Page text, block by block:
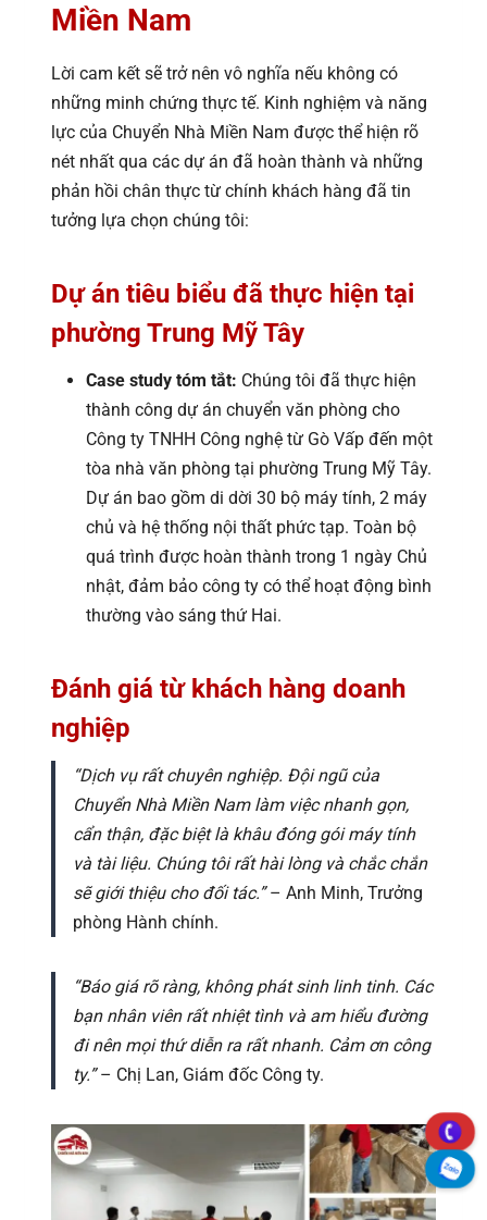
Miền Nam
Lời cam kết sẽ trở nên vô nghĩa nếu không có
những minh chứng thực tế. Kinh nghiệm và năng
lực của Chuyển Nhà Miền Nam được thể hiện rõ
nét nhất qua các dự án đã hoàn thành và những
phản hồi chân thực từ chính khách hàng đã tin
tưởng lựa chọn chúng tôi:
Dự án tiêu biểu đã thực hiện tại
phường Trung Mỹ Tây
Case study tóm tắt: Chúng tôi đã thực hiện
thành công dự án chuyển văn phòng cho
Công ty TNHH Công nghệ từ Gò Vấp đến một
tòa nhà văn phòng tại phường Trung Mỹ Tây.
Dự án bao gồm di dời 30 bộ máy tính, 2 máy
chủ và hệ thống nội thất phức tạp. Toàn bộ
quá trình được hoàn thành trong 1 ngày Chủ
nhật, đảm bảo công ty có thể hoạt động bình
thường vào sáng thứ Hai.
Đánh giá từ khách hàng doanh
nghiệp
“Dịch vụ rất chuyên nghiệp. Đội ngũ của
Chuyển Nhà Miền Nam làm việc nhanh gọn,
cẩn thận, đặc biệt là khâu đóng gói máy tính
và tài liệu. Chúng tôi rất hài lòng và chắc chắn
sẽ giới thiệu cho đối tác.”– Anh Minh, Trưởng
phòng Hành chính.
“Báo giá rõ ràng, không phát sinh linh tinh. Các
bạn nhân viên rất nhiệt tình và am hiểu đường
đi nên mọi thứ diễn ra rất nhanh. Cảm ơn công
ty.”– Chị Lan, Giám đốc Công ty.